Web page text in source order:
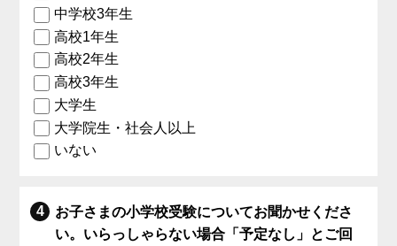
中学校3年生
高校1年生
高校2年生
高校3年生
大学生
大学院生・社会人以上
いない
お子さまの小学校受験についてお聞かせくださ
い。いらっしゃらない場合「予定なし」とご回